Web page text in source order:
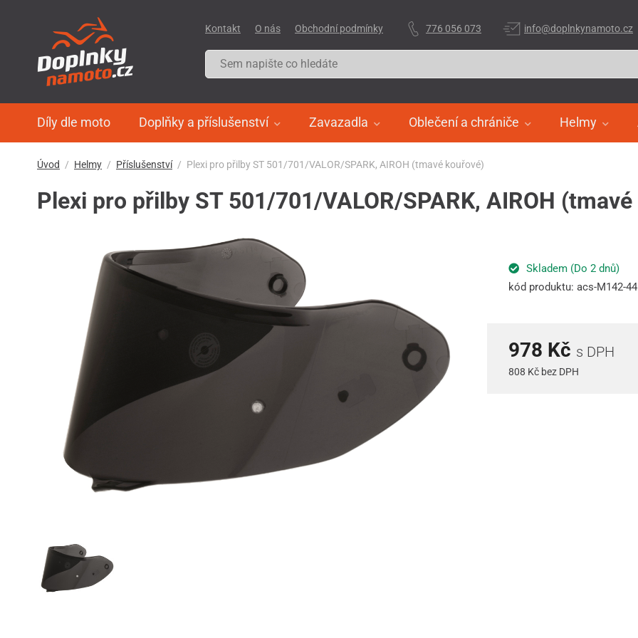
Díly dle moto Doplňky a příslušenství Zavazadla Oblečení a chrániče Helmy
Kontakt O nás Obchodní podmínky 776 056 073 info@doplnkynamoto.cz
Úvod Helmy Příslušenství Plexi pro přilby ST 501/701/VALOR/SPARK, AIROH (tmavé kouřové)
Plexi pro přilby ST 501/701/VALOR/SPARK, AIROH
Skladem (Do 2 dnů)
kód produktu: acs-M142-
978 Kč s DPH
808 Kč bez DPH